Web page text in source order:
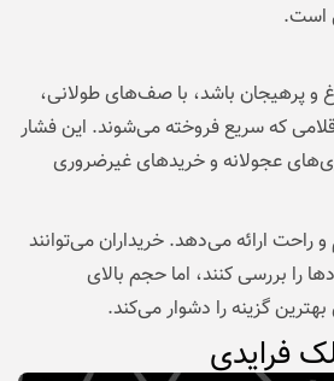
است.
و پرهیجان باشد، با صف‌های طولانی،
که سریع فروخته می‌شوند. این فشار
عجولانه و خریدهای غیرضروری
و راحت ارائه می‌دهد. خریداران می‌توانند
را بررسی کنند، اما حجم بالای
گزینه را دشوار می‌کند.
فرایدی